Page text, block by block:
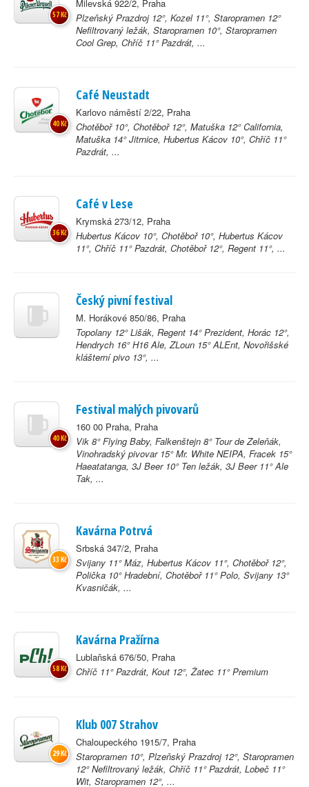
Milevská 922/2, Praha
Plzeňský Prazdroj 12°, Kozel 11°, Staropramen 12°
Nefiltrovaný ležák, Staropramen 10°, Staropramen
Cool Grep, Chříč 11° Pazdrát, ...
57 Kč
Café Neustadt
Karlovo náměstí 2/22, Praha
Chotěboř 10°, Chotěboř 12°, Matuška 12° California,
Matuška 14° Jitrnice, Hubertus Kácov 10°, Chříč 11°
Pazdrát, ...
40 Kč
Café v Lese
Krymská 273/12, Praha
Hubertus Kácov 10°, Chotěboř 10°, Hubertus Kácov
11°, Chříč 11° Pazdrát, Chotěboř 12°, Regent 11°, ...
36 Kč
Český pivní festival
M. Horákové 850/86, Praha
Topolany 12° Lišák, Regent 14° Prezident, Horác 12°,
Hendrych 16° H16 Ale, ZLoun 15° ALEnt, Novořišské
klášterní pivo 13°, ...
Festival malých pivovarů
160 00 Praha, Praha
Vik 8° Flying Baby, Falkenštejn 8° Tour de Zeleňák,
Vinohradský pivovar 15° Mr. White NEIPA, Fracek 15°
Haeatatanga, 3J Beer 10° Ten ležák, 3J Beer 11° Ale
Tak, ...
40 Kč
Kavárna Potrvá
Srbská 347/2, Praha
Svijany 11° Máz, Hubertus Kácov 11°, Chotěboř 12°,
Polička 10° Hradební, Chotěboř 11° Polo, Svijany 13°
Kvasničák, ...
33 Kč
Kavárna Pražírna
Lublaňská 676/50, Praha
Chříč 11° Pazdrát, Kout 12°, Žatec 11° Premium
58 Kč
Klub 007 Strahov
Chaloupeckého 1915/7, Praha
Staropramen 10°, Plzeňský Prazdroj 12°, Staropramen
12° Nefiltrovaný ležák, Chříč 11° Pazdrát, Lobeč 11°
Wit, Staropramen 12°, ...
29 Kč